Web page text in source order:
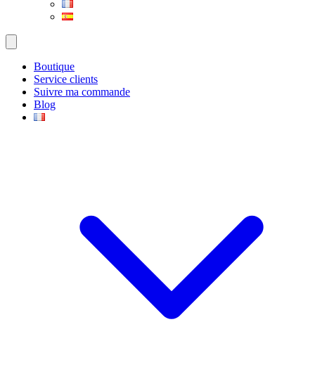
Boutique
Service clients
Suivre ma commande
Blog